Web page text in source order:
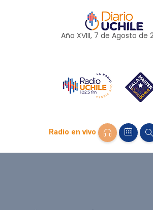
Año XVIII, 7 de Agosto de
Radio en vivo